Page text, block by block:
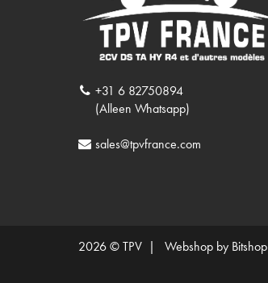
+31 6 82750894
(Alleen Whatsapp)
sales@tpvfrance.com
2026 © TPV | Webshop by Bitshop